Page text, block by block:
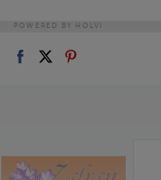
POWERED BY HOLVI